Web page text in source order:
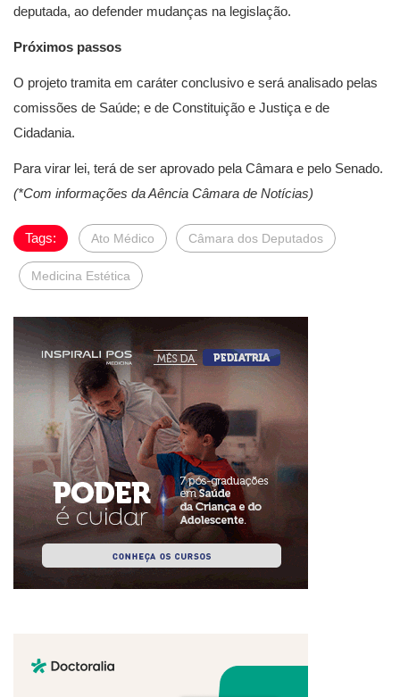
deputada, ao defender mudanças na legislação.
Próximos passos
O projeto tramita em caráter conclusivo e será analisado pelas
comissões de Saúde; e de Constituição e Justiça e de
Cidadania.
Para virar lei, terá de ser aprovado pela Câmara e pelo Senado.
(*Com informações da Aência Câmara de Notícias)
Tags: Ato Médico Câmara dos Deputados
Medicina Estética